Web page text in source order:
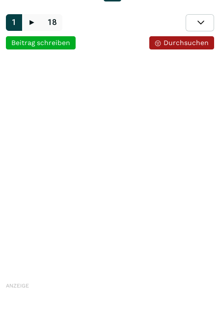
1 ► 18
Durchsuchen
Beitrag schreiben